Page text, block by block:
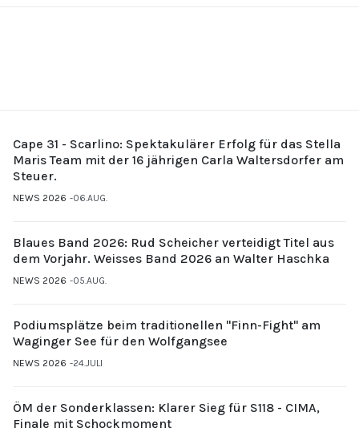
Cape 31 - Scarlino: Spektakulärer Erfolg für das Stella
Maris Team mit der 16 jährigen Carla Waltersdorfer am
Steuer.
NEWS 2026 06.AUG.
Blaues Band 2026: Rud Scheicher verteidigt Titel aus
dem Vorjahr. Weisses Band 2026 an Walter Haschka
NEWS 2026 05.AUG.
Podiumsplätze beim traditionellen "Finn-Fight" am
Waginger See für den Wolfgangsee
NEWS 2026 24.JULI
ÖM der Sonderklassen: Klarer Sieg für S118 - CIMA,
Finale mit Schockmoment